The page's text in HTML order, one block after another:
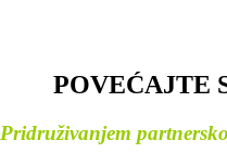
POVEĆAJTE
Pridruživanjem